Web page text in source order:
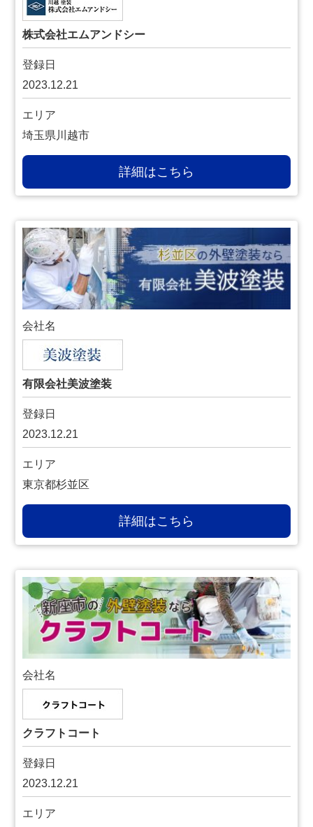
株式会社エムアンドシー
登録日
2023.12.21
エリア
埼玉県川越市
詳細はこちら
会社名
有限会社美波塗装
登録日
2023.12.21
エリア
東京都杉並区
詳細はこちら
会社名
クラフトコート
登録日
2023.12.21
エリア